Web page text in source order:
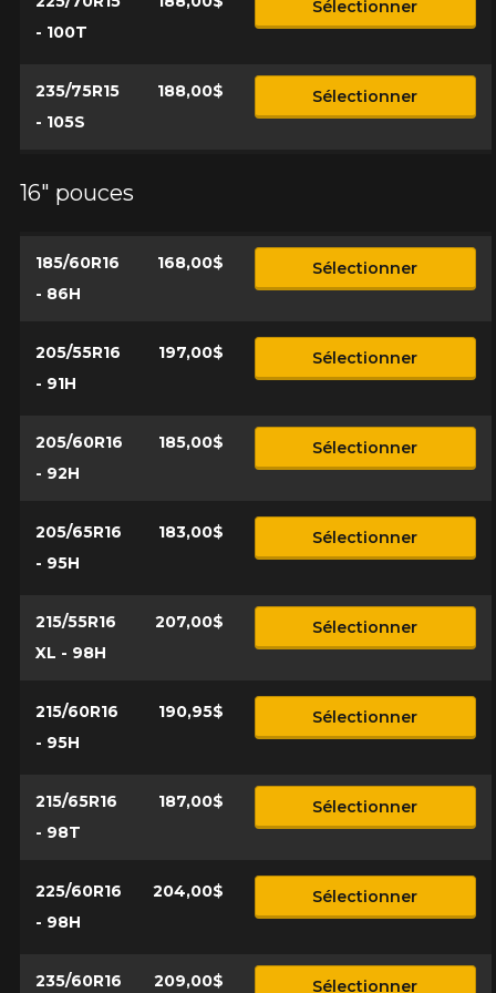
- 100T
Sélectionner
235/75R15
- 105S
188,00$ Sélectionner
16" pouces
185/60R16
- 86H
168,00$ Sélectionner
205/55R16
- 91H
197,00$ Sélectionner
205/60R16
- 92H
185,00$ Sélectionner
205/65R16
- 95H
183,00$ Sélectionner
215/55R16
XL - 98H
207,00$ Sélectionner
215/60R16
- 95H
190,95$ Sélectionner
215/65R16
- 98T
187,00$ Sélectionner
225/60R16
- 98H
204,00$ Sélectionner
235/60R16 209,00$ Sélectionner